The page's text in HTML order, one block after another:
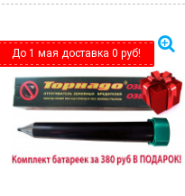
До 1 мая доставка 0 руб!